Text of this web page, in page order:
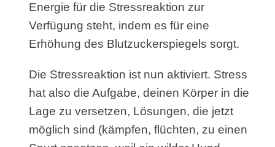
Energie für die Stressreaktion zur
Verfügung steht, indem es für eine
Erhöhung des Blutzuckerspiegels sorgt.
Die Stressreaktion ist nun aktiviert. Stress
hat also die Aufgabe, deinen Körper in die
Lage zu versetzen, Lösungen, die jetzt
möglich sind (kämpfen, flüchten, zu einen